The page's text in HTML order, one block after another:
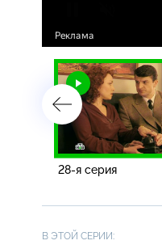
28-я серия
В ЭТОЙ СЕРИИ: